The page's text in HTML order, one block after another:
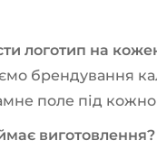
логотип на
брендування
поле під
виготовлення?